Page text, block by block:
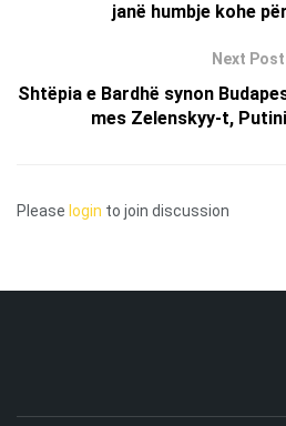
janë humbje kohe
Next Post
Shtëpia e Bardhë synon
mes Zelenskyy-t,
Please login to join discussion